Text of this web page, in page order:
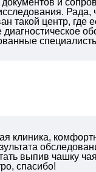
и
Рада,
такой центр, где
клиника,
выпив чашку
спасибо!